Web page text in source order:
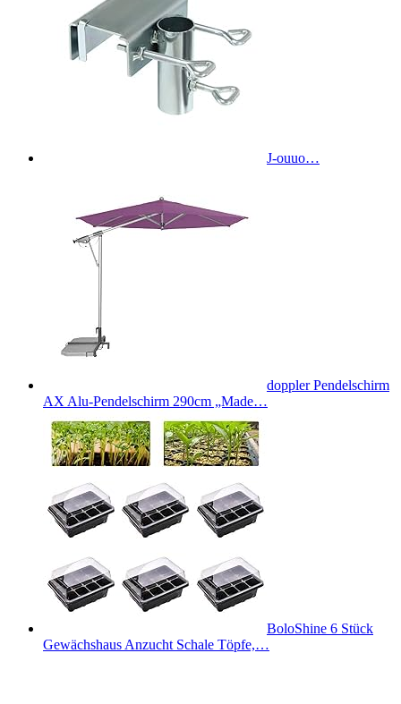
J-ouuo…
doppler Pendelschirm
AX Alu-Pendelschirm 290cm „Made…
BoloShine 6 Stück
Gewächshaus Anzucht Schale Töpfe,…